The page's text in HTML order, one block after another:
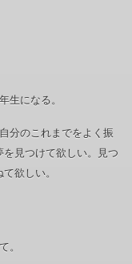
生になる。
分のこれまでをよく振
見つけて欲しい。見つ
欲しい。
。